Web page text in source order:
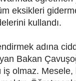
eksikleri
kullandı.
adına
Bakan
iş olmaz.